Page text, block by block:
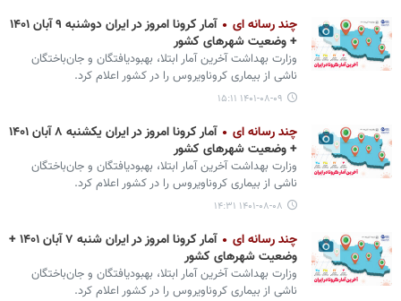
چند رسانه ای
آمار کرونا امروز در ایران دوشنبه ۹ آبان ۱۴۰۱
+ وضعیت شهرهای کشور
وزارت بهداشت آخرین آمار ابتلا، بهبودیافتگان و جان‌باختگان
ناشی از بیماری کروناویروس را در کشور اعلام کرد.
۱۴۰۱-۰۸-۰۹ ۱۵:۱۱
چند رسانه ای
آمار کرونا امروز در ایران یکشنبه ۸ آبان ۱۴۰۱
+ وضعیت شهرهای کشور
وزارت بهداشت آخرین آمار ابتلا، بهبودیافتگان و جان‌باختگان
ناشی از بیماری کروناویروس را در کشور اعلام کرد.
۱۴۰۱-۰۸-۰۸ ۱۴:۳۱
چند رسانه ای
آمار کرونا امروز در ایران شنبه ۷ آبان ۱۴۰۱ +
وضعیت شهرهای کشور
وزارت بهداشت آخرین آمار ابتلا، بهبودیافتگان و جان‌باختگان
ناشی از بیماری کروناویروس را در کشور اعلام کرد.